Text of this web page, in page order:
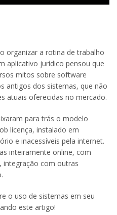
organizar a rotina de trabalho
aplicativo jurídico pensou que
mitos sobre software
antigos dos sistemas, que não
atuais oferecidas no mercado.
para trás o modelo
licença, instalado em
e inacessíveis pela internet.
inteiramente online, com
, integração com outras
o uso de sistemas em seu
este artigo!